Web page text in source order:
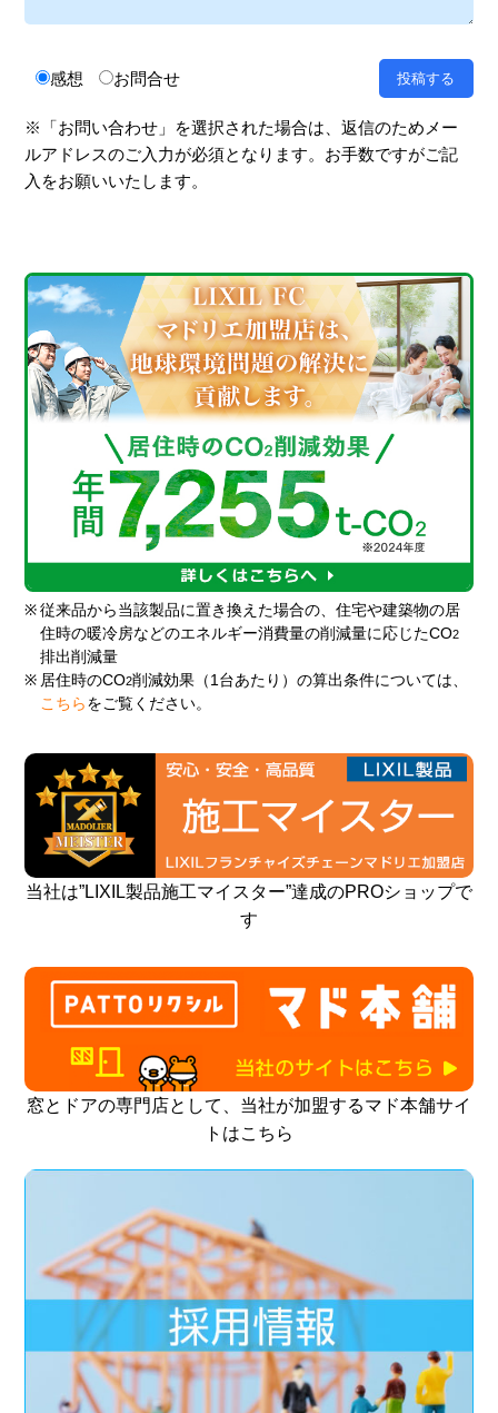
感想 お問合せ
※「お問い合わせ」を選択された場合は、返信のためメー
ルアドレスのご入力が必須となります。お手数ですがご記
入をお願いいたします。
※ 従来品から当該製品に置き換えた場合の、住宅や建築物の居
住時の暖冷房などのエネルギー消費量の削減量に応じたCO2
排出削減量
※ 居住時のCO2削減効果（1台あたり）の算出条件については、
こちら をご覧ください。
当社は”LIXIL製品施工マイスター”達成のPROショップで
す
窓とドアの専門店として、当社が加盟するマド本舗サイ
トはこちら